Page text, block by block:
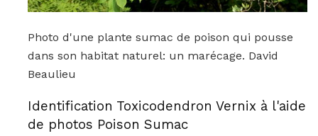
Photo d'une plante sumac de poison qui pousse
dans son habitat naturel: un marécage. David
Beaulieu
Identification Toxicodendron Vernix à l'aide
de photos Poison Sumac